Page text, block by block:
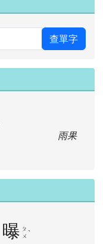
查單字
雨果
曝 ㄆ
ㄨ ˋ